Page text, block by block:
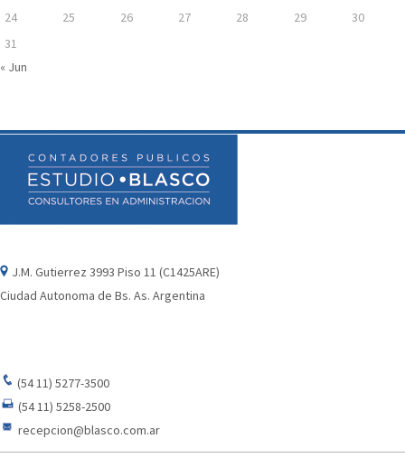
24
25 26 27 28 29
30
31
« Jun
J.M. Gutierrez 3993 Piso 11 (C1425ARE)
Ciudad Autonoma de Bs. As. Argentina
(54 11) 5277-3500
(54 11) 5258-2500
recepcion@blasco.com.ar